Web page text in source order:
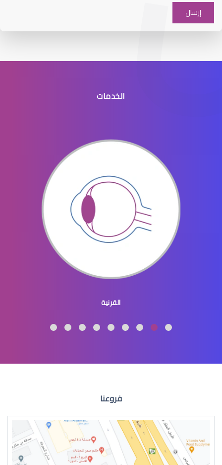
جراحه تجميل العيون
جراحة تجميل العينين
جراحة تجميل العيون والجفون
عمليات التجميل للعين
الخدمات
القرنية
فروعنا